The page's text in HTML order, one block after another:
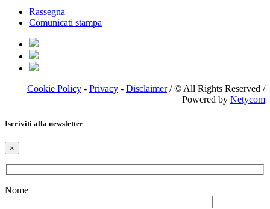
Rassegna
Comunicati stampa
Cookie Policy - Privacy - Disclaimer/ © All Rights Reserved /
Powered by Netycom
Iscriviti alla newsletter
×
Nome